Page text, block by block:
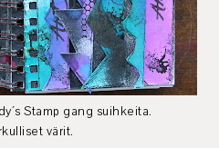
Stamp gang suihkeita.
värit.